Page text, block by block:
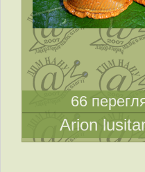
66
Arion